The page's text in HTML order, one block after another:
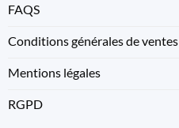
FAQS
Conditions générales de ventes
Mentions légales
RGPD